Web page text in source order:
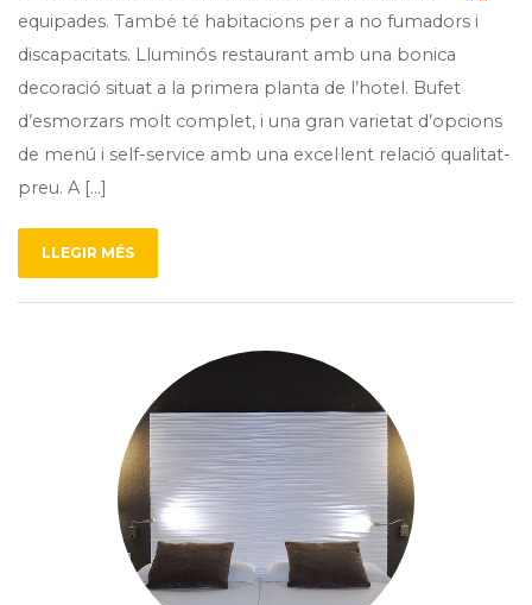
equipades. També té habitacions per a no fumadors i
discapacitats. Lluminós restaurant amb una bonica
decoració situat a la primera planta de l’hotel. Bufet
d’esmorzars molt complet, i una gran varietat d’opcions
de menú i self-service amb una excel·lent relació qualitat-
preu. A […]
LLEGIR MÉS